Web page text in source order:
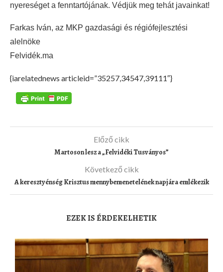
nyereséget a fenntartójának. Védjük meg tehát javainkat!
Farkas Iván, az MKP gazdasági és régiófejlesztési
alelnöke
Felvidék.ma
{iarelatednews articleid=”35257,34547,39111″}
Előző cikk
Martoson lesz a „Felvidéki Tusványos”
Következő cikk
A keresztyénség Krisztus mennybemenetelének napjára emlékezik
EZEK IS ÉRDEKELHETIK